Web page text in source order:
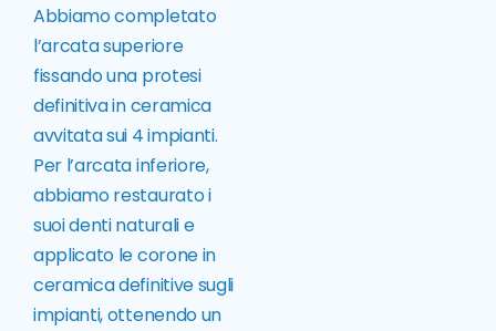
Abbiamo completato
l’arcata superiore
fissando una protesi
definitiva in ceramica
avvitata sui 4 impianti.
Per l’arcata inferiore,
abbiamo restaurato i
suoi denti naturali e
applicato le corone in
ceramica definitive sugli
impianti, ottenendo un